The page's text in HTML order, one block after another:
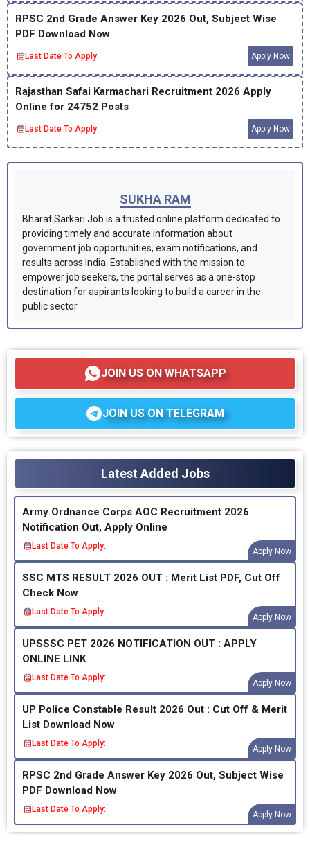
RPSC 2nd Grade Answer Key 2026 Out, Subject Wise
PDF Download Now
Last Date To Apply: Apply Now
Rajasthan Safai Karmachari Recruitment 2026 Apply
Online for 24752 Posts
Last Date To Apply: Apply Now
SUKHA RAM
Bharat Sarkari Job is a trusted online platform dedicated to
providing timely and accurate information about
government job opportunities, exam notifications, and
results across India. Established with the mission to
empower job seekers, the portal serves as a one-stop
destination for aspirants looking to build a career in the
public sector.
JOIN US ON WHATSAPP
JOIN US ON TELEGRAM
Latest Added Jobs
Army Ordnance Corps AOC Recruitment 2026
Notification Out, Apply Online
Last Date To Apply:
Apply Now
SSC MTS RESULT 2026 OUT : Merit List PDF, Cut Off
Check Now
Last Date To Apply:
Apply Now
UPSSSC PET 2026 NOTIFICATION OUT : APPLY
ONLINE LINK
Last Date To Apply:
Apply Now
UP Police Constable Result 2026 Out : Cut Off & Merit
List Download Now
Last Date To Apply:
Apply Now
RPSC 2nd Grade Answer Key 2026 Out, Subject Wise
PDF Download Now
Last Date To Apply:
Apply Now